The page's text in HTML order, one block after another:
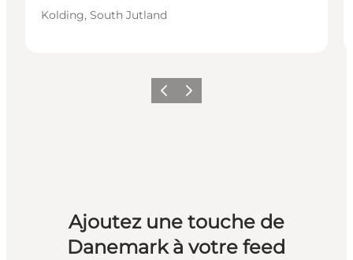
Kolding, South Jutland
PrécédentSuivant
Ajoutez une touche de
Danemark à votre feed